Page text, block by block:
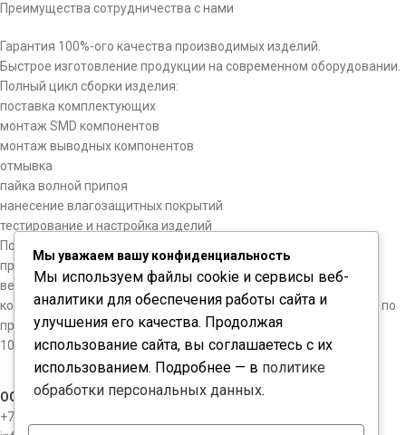
Преимущества сотрудничества с нами
Гарантия 100%-ого качества производимых изделий.
Быстрое изготовление продукции на современном оборудовании.
Полный цикл сборки изделия:
поставка комплектующих
монтаж SMD компонентов
монтаж выводных компонентов
отмывка
пайка волной припоя
нанесение влагозащитных покрытий
тестирование и настройка изделий
Подбор и закупка компонентов по требованию заказчика. У
предприятия налажены хорошие партнерские отношения с
ведущими отечественными и зарубежными поставщиками
компонентов. В составе компании имеется собственный завод по
производству печатных плат.
100%-й входной контроль покупаемых элементов.
ООО "ЧИПКОНТАКТ"
+7-812-3098534
Мы уважаем вашу конфиденциальность
Мы используем файлы cookie и сервисы веб-
аналитики для обеспечения работы сайта и
улучшения его качества. Продолжая
использование сайта, вы соглашаетесь с их
использованием. Подробнее — в политике
обработки персональных данных.